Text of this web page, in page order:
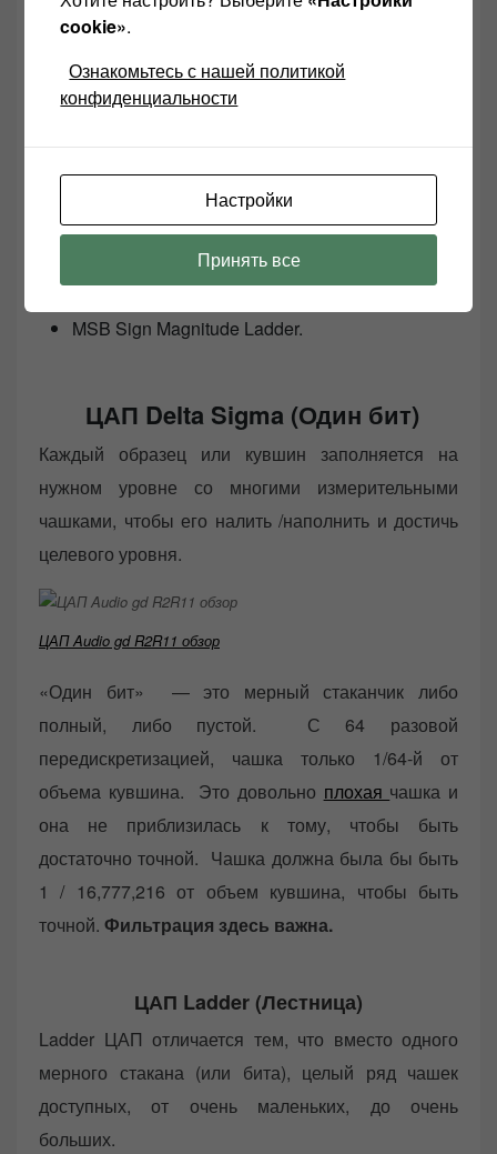
проходят мимо, что и определяется частотой
дискретизации.
Цель ЦАПа заполнить каждый
кувшин точно по уровню, указанного в
Существуют три методики, используемые для
достижения этой цели:
MSB Sign Magnitude Ladder.
ЦАП Delta Sigma (Один бит)
Каждый образец или кувшин заполняется на
нужном уровне со многими измерительными
чашками, чтобы его налить /наполнить и достичь
целевого уровня.
ЦАП Audio gd R2R11 обзор
«Один бит» — это мерный стаканчик либо
полный, либо пустой. С 64 разовой
передискретизацией, чашка только 1/64-й от
объема кувшина. Это довольно плохая чашка и
она не приблизилась к тому, чтобы быть
достаточно точной. Чашка должна была бы быть
1 / 16,777,216 от объем кувшина, чтобы быть
точной. Фильтрация здесь важна.
ЦАП Ladder (Лестница)
Ladder ЦАП отличается тем, что вместо одного
мерного стакана (или бита), целый ряд чашек
доступных, от очень маленьких, до очень
больших.
cookie».
Ознакомьтесь с нашей политикой
конфиденциальности
Настройки
Принять все